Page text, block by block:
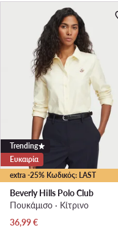
extra -25% Κωδικός: LAST
Trending
Ευκαιρία
Beverly Hills Polo Club
Πουκάμισο · Κίτρινο
Τρέχουσα τιμή
36,99€